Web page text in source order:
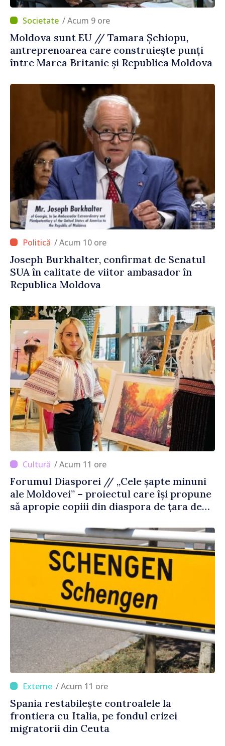
/ Acum 9 ore
Moldova sunt EU // Tamara Șchiopu,
antreprenoarea care construiește punți
între Marea Britanie și Republica Moldova
/ Acum 10 ore
Joseph Burkhalter, confirmat de Senatul
SUA în calitate de viitor ambasador în
Republica Moldova
/ Acum 11 ore
Forumul Diasporei // „Cele șapte minuni
ale Moldovei” – proiectul care își propune
să apropie copiii din diaspora de țara de
/ Acum 11 ore
Spania restabilește controalele la
frontiera cu Italia, pe fondul crizei
migratorii din Ceuta